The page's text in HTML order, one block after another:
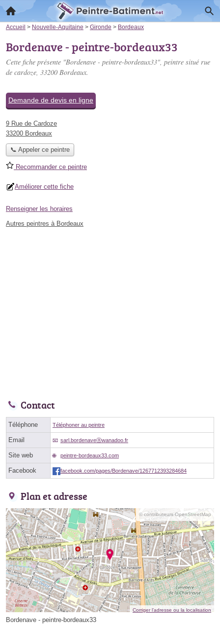
Accueil > Nouvelle-Aquitaine > Gironde > Bordeaux
Bordenave - peintre-bordeaux33
Cette fiche présente "Bordenave - peintre-bordeaux33", peintre situé rue
de cardoze, 33200 Bordeaux.
Demande de devis en ligne
9 Rue de Cardoze
33200 Bordeaux
📞 Appeler ce peintre
Recommander ce peintre
Améliorer cette fiche
Renseigner les horaires
Autres peintres à Bordeaux
Contact
Téléphone Téléphoner au peintre
Email sarl.bordenaveⓐwanadoo.fr
Site web peintre-bordeaux33.com
Facebook facebook.com/pages/Bordenave/1267712393284684
Plan et adresse
© contributeurs OpenStreetMap
Corriger l’adresse ou la localisation
Bordenave - peintre-bordeaux33